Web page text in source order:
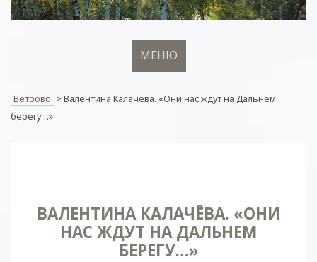
МЕНЮ
Ветрово > Валентина Калачёва. «Они нас ждут на Дальнем
берегу…»
ВАЛЕНТИНА КАЛАЧЁВА. «ОНИ
НАС ЖДУТ НА ДАЛЬНЕМ
БЕРЕГУ…»